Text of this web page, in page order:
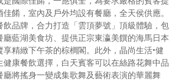
餚，室內及戶外均設有餐廳，全天侯供應。
飲品牌，合力打造「雲頂夢號」頂級體驗，包
藍湖美食坊、提供正宗東瀛美饌的海馬日本
精緻下午茶的棕櫚閣。此外，晶尚生活•健
健康餐飲選擇，白天賓客可以在絲路花舞中品
廳將搖身一變成集歌舞及藝術表演的華麗舞